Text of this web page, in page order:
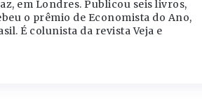
em Londres. Publicou seis livros,
o prêmio de Economista do Ano,
É colunista da revista Veja e